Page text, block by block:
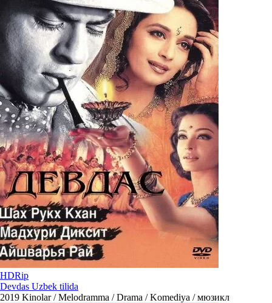
HDRip
Devdas Uzbek tilida
2019 Kinolar / Melodramma / Drama / Komediya / мюзикл